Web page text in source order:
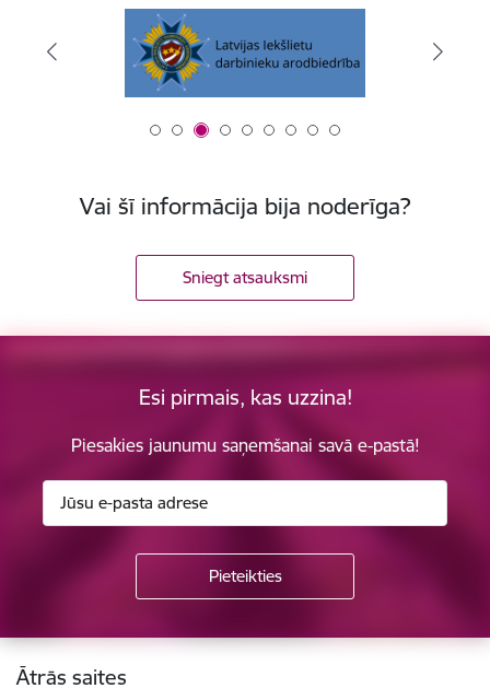
Vai šī informācija bija noderīga?
Sniegt atsauksmi
Esi pirmais, kas uzzina!
Piesakies jaunumu saņemšanai savā e-pastā!
Kājene
Ātrās saites